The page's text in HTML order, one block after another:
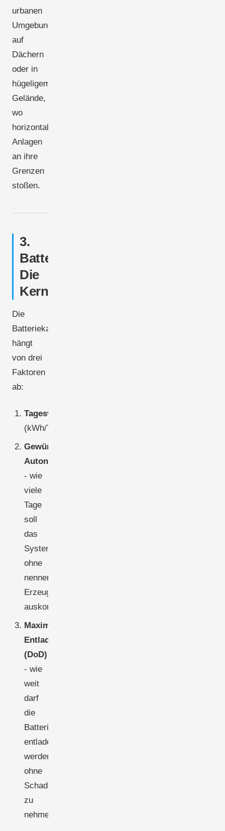
urbanen
Umgebungen,
auf
Dächern
oder in
hügeligem
Gelände,
wo
horizontale
Anlagen
an ihre
Grenzen
stoßen.
3.
Batteriedimensionierung:
Die
Kernformel
Die
Batteriekapazität
hängt
von drei
Faktoren
ab:
Tagesverbrauch
(kWh/Tag)
Gewünschte
Autonomietage
- wie
viele
Tage
soll
das
System
ohne
nennenswerte
Erzeugung
auskommen?
Maximale
Entladetiefe
(DoD)
- wie
weit
darf
die
Batterie
entladen
werden,
ohne
Schaden
zu
nehmen?